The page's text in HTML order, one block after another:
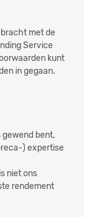
met de
Service
kunt
in gegaan.
bent,
) expertise
niet ons
rendement